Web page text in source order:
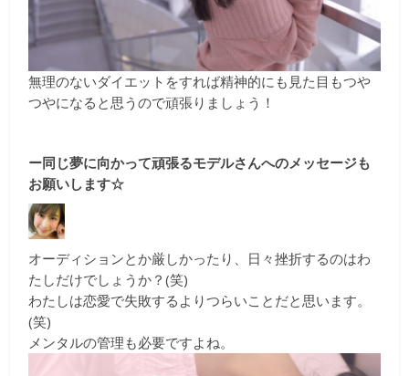
無理のないダイエットをすれば精神的にも見た目もつや
つやになると思うので頑張りましょう！
ー同じ夢に向かって頑張るモデルさんへのメッセージも
お願いします☆
オーディションとか厳しかったり、日々挫折するのはわ
たしだけでしょうか？(笑)
わたしは恋愛で失敗するよりつらいことだと思います。
(笑)
メンタルの管理も必要ですよね。